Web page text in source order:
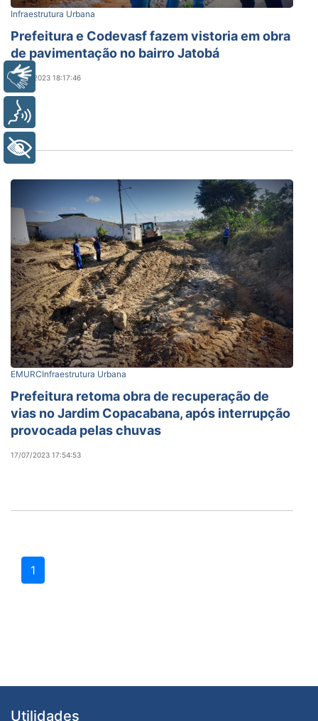
Infraestrutura Urbana
Prefeitura e Codevasf fazem vistoria em obra
de pavimentação no bairro Jatobá
04/09/2023 18:17:46
EMURCInfraestrutura Urbana
Prefeitura retoma obra de recuperação de
vias no Jardim Copacabana, após interrupção
provocada pelas chuvas
17/07/2023 17:54:53
1
Utilidades
Libras
+ Acessibilidade